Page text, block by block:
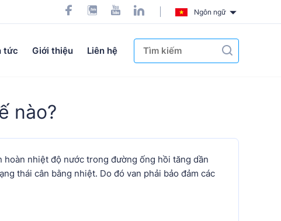
Ngôn ngữ
tức Giới thiệu Liên hệ
nào?
nhiệt độ nước trong đường ống hồi tăng dần
thái cân bằng nhiệt. Do đó van phải bảo đảm các